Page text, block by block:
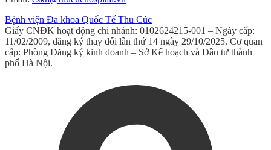
Bệnh viện Đa khoa Quốc Tế Thu Cúc
Giấy CNĐK hoạt động chi nhánh: 0102624215-001 – Ngày cấp:
11/02/2009, đăng ký thay đổi lần thứ 14 ngày 29/10/2025. Cơ quan
cấp: Phòng Đăng ký kinh doanh – Sở Kế hoạch và Đầu tư thành
phố Hà Nội.